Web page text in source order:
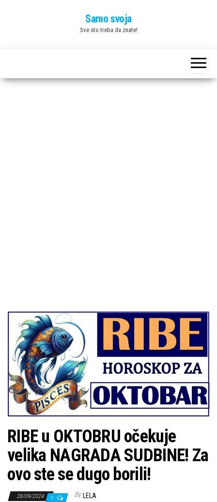
Samo svoja
Sve sto treba da znate!
RIBE u OKTOBRU očekuje
velika NAGRADA SUDBINE! Za
ovo ste se dugo borili!
28/09/2024 0 By LELA